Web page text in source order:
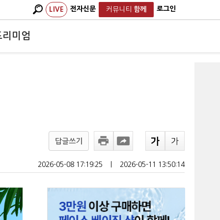
LIVE 전자신문 커뮤니티 함께 로그인
리미엄
답글쓰기
2026-05-08 17:19:25 2026-05-11 13:50:14